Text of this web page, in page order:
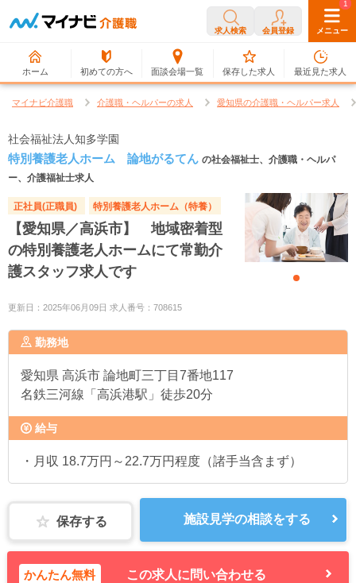
求人検索 会員登録 メニュー
ホーム 初めての方へ 面談会場一覧
0
保存した求人
1
最近見た求人
マイナビ介護職 介護職・ヘルパーの求人 愛知県の介護職・ヘルパー求人
社会福祉法人知多学園
特別養護老人ホーム 論地がるてん の社会福祉士、介護職・ヘルパ
ー、介護福祉士求人
正社員(正職員) 特別養護老人ホーム（特養）
【愛知県／高浜市】 地域密着型
の特別養護老人ホームにて常勤介
護スタッフ求人です
更新日：2025年06月09日 求人番号：708615
勤務地
愛知県 高浜市 論地町三丁目7番地117
名鉄三河線「高浜港駅」徒歩20分
給与
・月収 18.7万円～22.7万円程度（諸手当含まず）
保存する 施設見学の相談をする
かんたん無料 この求人に問い合わせる